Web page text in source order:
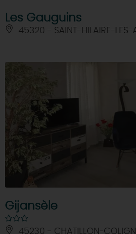
Les Gauguins
45320 - SAINT-HILAIRE-LES-
Gijansèle
45230 - CHATILLON-